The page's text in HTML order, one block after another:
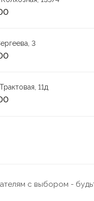
3
11д
с выбором -